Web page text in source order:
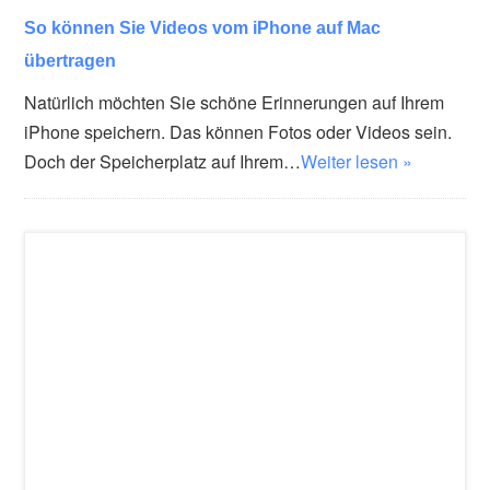
So können Sie Videos vom iPhone auf Mac
übertragen
Natürlich möchten Sie schöne Erinnerungen auf Ihrem
iPhone speichern. Das können Fotos oder Videos sein.
Doch der Speicherplatz auf Ihrem…Weiter lesen »